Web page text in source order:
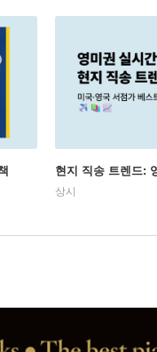
현지 직송 트렌드:
상시